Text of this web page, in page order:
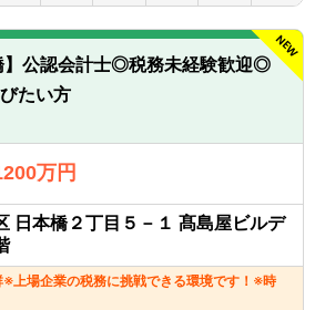
非公開求人とは？
】公認会計士◎税務未経験歓迎◎
たい方
万円
日本橋２丁目５－１ 髙島屋ビルデ
上場企業の税務に挑戦できる環境です！※時